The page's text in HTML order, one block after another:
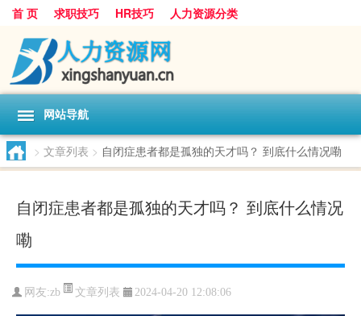
首 页 求职技巧 HR技巧 人力资源分类
网站导航
> 文章列表 > 自闭症患者都是孤独的天才吗？ 到底什么情况嘞
自闭症患者都是孤独的天才吗？ 到底什么情况
嘞
网友:zb 文章列表 2024-04-20 12:08:06